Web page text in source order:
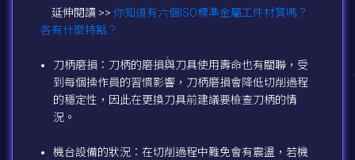
延伸閱讀 >> 你知道有六個ISO標準金屬工件材質嗎？
各有什麼特點？
刀柄磨損：刀柄的磨損與刀具使用壽命也有關聯，受
到每個操作員的習慣影響，刀柄磨損會降低切削過程
的穩定性，因此在更換刀具前建議要檢查刀柄的情
況。
機台設備的狀況：在切削過程中難免會有震盪，若機